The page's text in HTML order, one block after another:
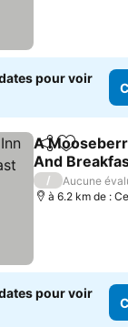
pour voir
PartagerAjouter
A
And
/
Aucune
à 6.2 km de :
pour voir